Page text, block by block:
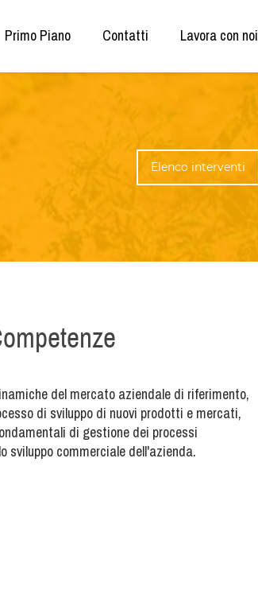
Primo Piano Contatti Lavora con noi
Elenco interventi
del mercato aziendale di riferimento,
di sviluppo di nuovi prodotti e mercati,
di gestione dei processi
sviluppo commerciale dell'azienda.